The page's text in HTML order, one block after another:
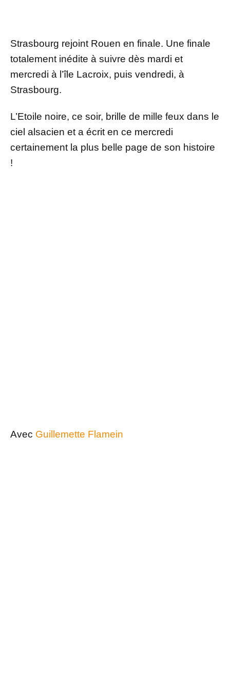
Strasbourg rejoint Rouen en finale. Une finale
totalement inédite à suivre dès mardi et
mercredi à l’île Lacroix, puis vendredi, à
Strasbourg.
L’Etoile noire, ce soir, brille de mille feux dans le
ciel alsacien et a écrit en ce mercredi
certainement la plus belle page de son histoire
!
Avec Guillemette Flamein